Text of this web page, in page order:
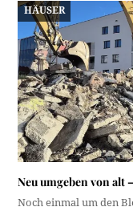
HÄUSER
Neu umgeben von alt
Noch einmal um den